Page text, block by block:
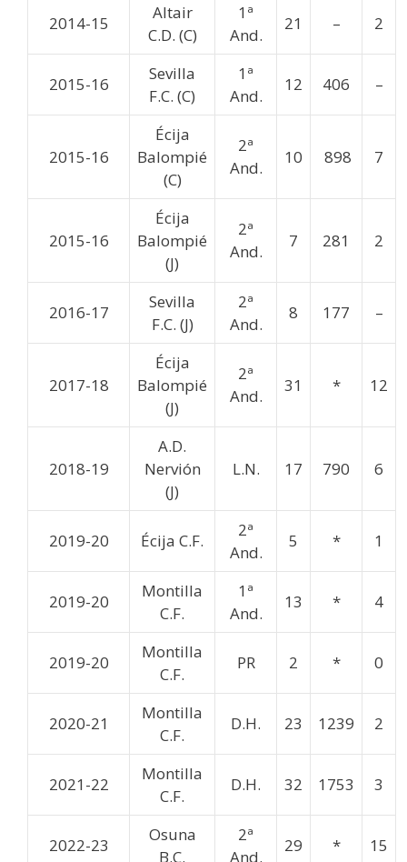
2014-15
Altair
C.D. (C)
1ª
And.
21 – 2
2015-16
Sevilla
F.C. (C)
1ª
And.
12 406 –
2015-16
Écija
Balompié
(C)
2ª
And.
10 898 7
2015-16
Écija
Balompié
(J)
2ª
And.
7 281 2
2016-17
Sevilla
F.C. (J)
2ª
And.
8 177 –
2017-18
Écija
Balompié
(J)
2ª
And.
31 * 12
2018-19
A.D.
Nervión
(J)
L.N. 17 790 6
2019-20 Écija C.F.
2ª
And.
5 * 1
2019-20
Montilla
C.F.
1ª
And.
13 * 4
2019-20
Montilla
C.F.
PR 2 * 0
2020-21
Montilla
C.F.
D.H. 23 1239 2
2021-22
Montilla
C.F.
D.H. 32 1753 3
2022-23
Osuna
B.C.
2ª
And.
29 * 15